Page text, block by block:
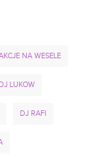
NA WESELE
DJ LUKOW
DJ RAFI